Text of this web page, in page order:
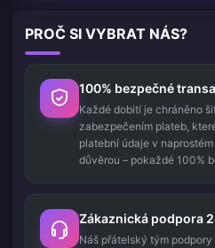
PROČ SI VYBRAT NÁS?
100% bezpečné
Každé dobití je chráněno
zabezpečením plateb,
platební údaje v
důvěrou – pokaždé 100%
Zákaznická podpora
Náš přátelský tým